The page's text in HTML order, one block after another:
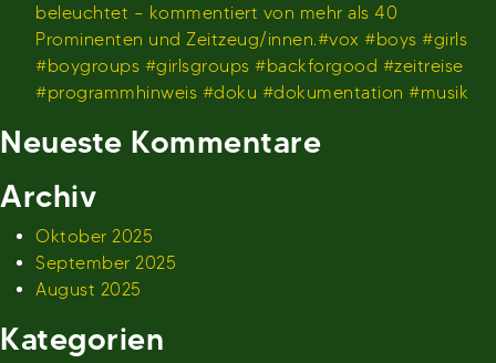
beleuchtet – kommentiert von mehr als 40
Prominenten und Zeitzeug/innen.#vox #boys #girls
#boygroups #girlsgroups #backforgood #zeitreise
#programmhinweis #doku #dokumentation #musik
Neueste Kommentare
Archiv
Oktober 2025
September 2025
August 2025
Kategorien